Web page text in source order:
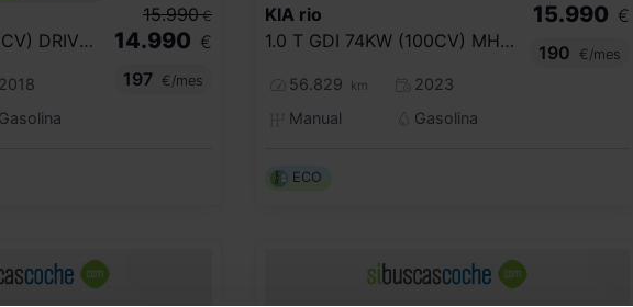
1.6 GDI 97KW (132CV) DRIVE 4X2
2018
Gasolina
15.990 €
14.990 €
197
€/mes
KIA rio
1.0 T GDI 74KW (100CV) MHEV IMT DRIVE
56.829 km
2023
Manual
Gasolina
15.990 €
190
€/mes
ECO